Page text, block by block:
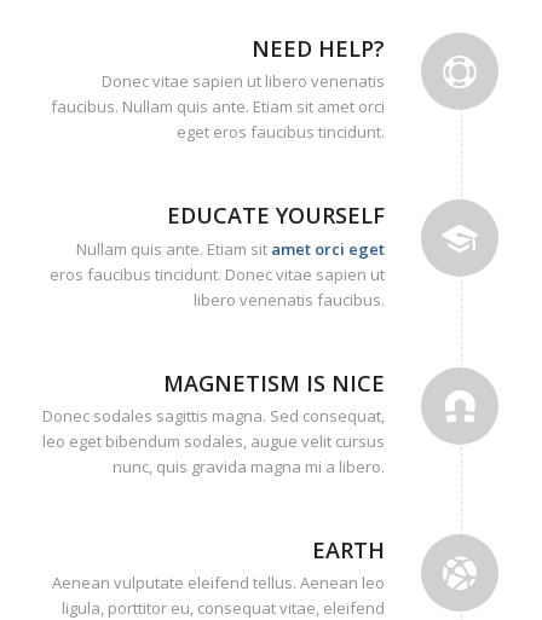
NEED HELP?
Donec vitae sapien ut libero venenatis
faucibus. Nullam quis ante. Etiam sit amet orci
eget eros faucibus tincidunt.
EDUCATE YOURSELF
Nullam quis ante. Etiam sit amet orci eget
eros faucibus tincidunt. Donec vitae sapien ut
libero venenatis faucibus.
MAGNETISM IS NICE
Donec sodales sagittis magna. Sed consequat,
leo eget bibendum sodales, augue velit cursus
nunc, quis gravida magna mi a libero.
EARTH
Aenean vulputate eleifend tellus. Aenean leo
ligula, porttitor eu, consequat vitae, eleifend